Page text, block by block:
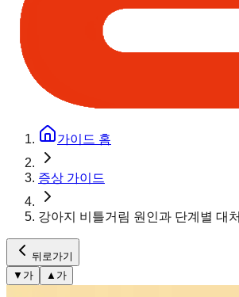
가이드 홈
증상 가이드
강아지 비틀거림 원인과 단계별 대
뒤로가기
▼ 가 ▲ 가